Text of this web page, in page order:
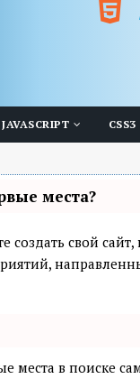
JAVASCRIPT CSS3
места?
свой
места в поиске